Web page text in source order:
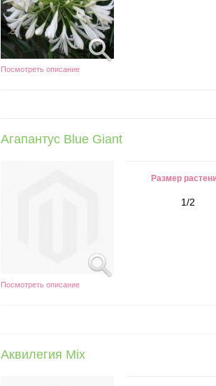
Посмотреть описание
Агапантус Blue Giant
Посмотреть описание
Размер
1/2
Аквилегия Mix